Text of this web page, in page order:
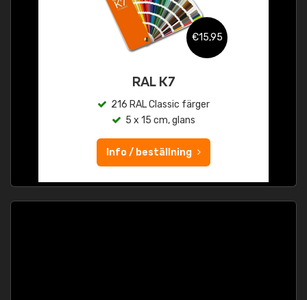
€15,95
RAL K7
216 RAL Classic färger
5 x 15 cm, glans
Info / beställning